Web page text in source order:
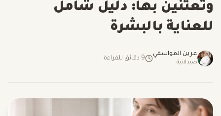
وتعتنين بها: دليل شامل
للعناية بالبشرة
عرين القواسمي
صيدلانية
9 دقائق للقراءة